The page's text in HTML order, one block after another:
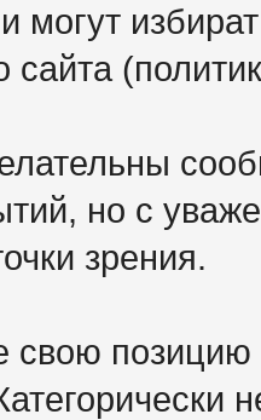
могут
сайта
но с
зрения.
свою